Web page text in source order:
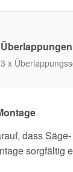
3 x
dass
sorgfältig